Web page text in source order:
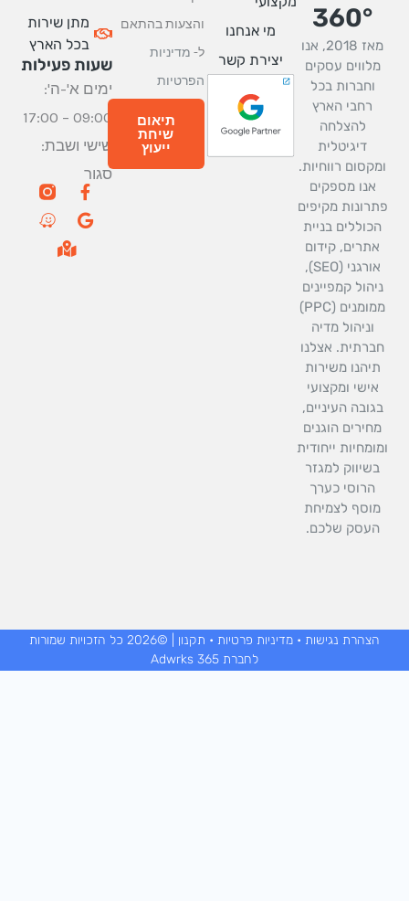
360°
מאז 2018, אנו
מלווים עסקים
וחברות בכל
רחבי הארץ
להצלחה
דיגיטלית
רווחיות.
אנו מספקים
מקיפים
בניית
אתרים, קידום
אורגני (SEO),
קמפיינים
ממומנים (PPC)
וניהול מדיה
אצלנו
תיהנו משירות
אישי ומקצועי
העיניים,
הוגנים
ייחודית
בשיווק למגזר
הרוסי כערך
מוסף לצמיחת
העסק שלכם.
מתן שירות
בכל הארץ
שעות פעילות
ימים א'-ה':
09:00 – 17:00
שישי ושבת:
סגור
e
M
p
והצעות בהתאם
ל- מדיניות
הפרטיות
תיאום
שיחת
ייעוץ
מי אנחנו
יצירת קשר
הצהרת נגישות•מדיניות פרטיות•תקנון
| ©2026 כל הזכויות שמורות
לחברת Adwrks 365